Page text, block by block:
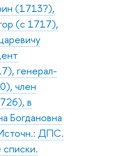
(1713?),
(с 1717),
генерал-
член
в
Богдановна
ДПС.